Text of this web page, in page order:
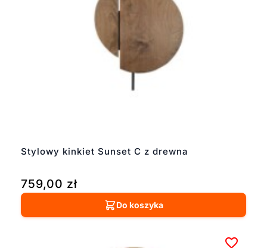
Stylowy kinkiet Sunset C z drewna
759,00 zł
Do koszyka